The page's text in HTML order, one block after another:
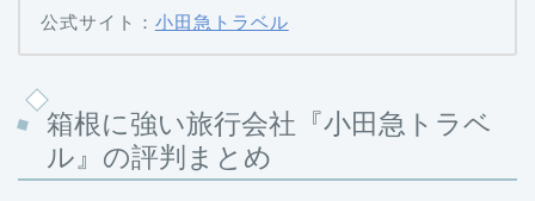
公式サイト： 小田急トラベル
箱根に強い旅行会社『小田急トラベ
ル』の評判まとめ